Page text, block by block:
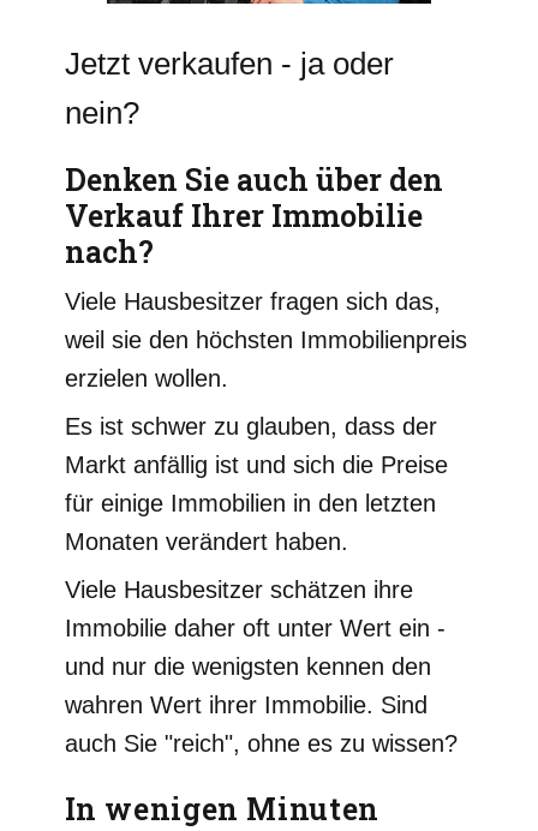
Jetzt verkaufen - ja oder
nein?
Denken Sie auch über den
Verkauf Ihrer Immobilie
nach?
Viele Hausbesitzer fragen sich das,
weil sie den höchsten Immobilienpreis
erzielen wollen.
Es ist schwer zu glauben, dass der
Markt anfällig ist und sich die Preise
für einige Immobilien in den letzten
Monaten verändert haben.
Viele Hausbesitzer schätzen ihre
Immobilie daher oft unter Wert ein -
und nur die wenigsten kennen den
wahren Wert ihrer Immobilie. Sind
auch Sie "reich", ohne es zu wissen?
In wenigen Minuten